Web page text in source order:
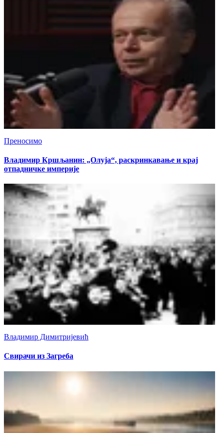
Преносимо
Владимир Кршљанин: „Олуја“, раскринкавање и крај
отпадничке империје
Владимир Димитријевић
Свирачи из Загреба